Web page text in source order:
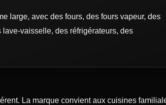
large, avec des fours, des fours vapeur, des
vaisselle, des réfrigérateurs, des
La marque convient aux cuisines